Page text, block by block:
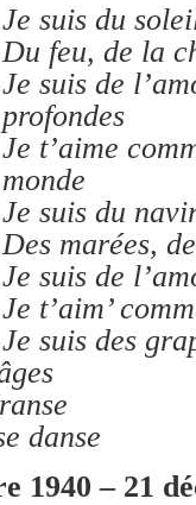
Je suis du
Du feu, de la
Je suis de
profondes
Je t’aime
monde
Je suis du
Des marées,
Je suis de
Je t’aim’
Je suis des
danse
1940 – 21